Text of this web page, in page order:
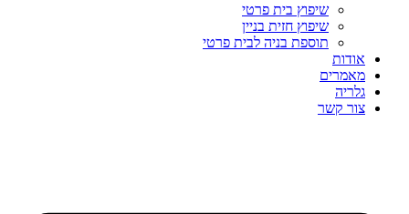
שיפוץ בית פרטי
שיפוץ חזית בניין
תוספת בניה לבית פרטי
אודות
מאמרים
גלריה
צור קשר